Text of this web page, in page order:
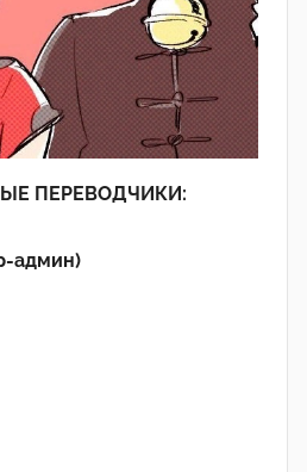
ПЕРЕВОДЧИКИ:
админ)